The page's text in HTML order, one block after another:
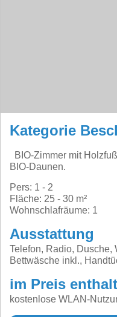
Kategorie
BIO-Zimmer mit
BIO-Daunen.
Pers: 1 - 2
Fläche: 25 - 30 m²
Wohnschlafräume: 1
Ausstattung
Telefon, Radio, Dusche,
Bettwäsche inkl.,
im Preis
kostenlose WLAN-